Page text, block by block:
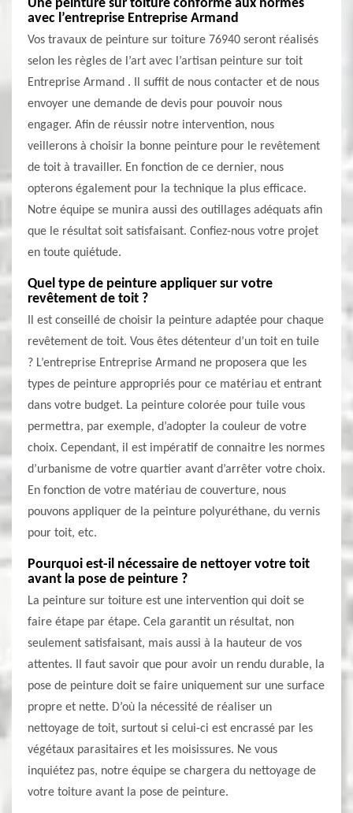
Une peinture sur toiture conforme aux normes
avec l’entreprise Entreprise Armand
Vos travaux de peinture sur toiture 76940 seront réalisés
selon les règles de l’art avec l’artisan peinture sur toit
Entreprise Armand . Il suffit de nous contacter et de nous
envoyer une demande de devis pour pouvoir nous
engager. Afin de réussir notre intervention, nous
veillerons à choisir la bonne peinture pour le revêtement
de toit à travailler. En fonction de ce dernier, nous
opterons également pour la technique la plus efficace.
Notre équipe se munira aussi des outillages adéquats afin
que le résultat soit satisfaisant. Confiez-nous votre projet
en toute quiétude.
Quel type de peinture appliquer sur votre
revêtement de toit ?
Il est conseillé de choisir la peinture adaptée pour chaque
revêtement de toit. Vous êtes détenteur d’un toit en tuile
? L’entreprise Entreprise Armand ne proposera que les
types de peinture appropriés pour ce matériau et entrant
dans votre budget. La peinture colorée pour tuile vous
permettra, par exemple, d’adopter la couleur de votre
choix. Cependant, il est impératif de connaitre les normes
d’urbanisme de votre quartier avant d’arrêter votre choix.
En fonction de votre matériau de couverture, nous
pouvons appliquer de la peinture polyuréthane, du vernis
pour toit, etc.
Pourquoi est-il nécessaire de nettoyer votre toit
avant la pose de peinture ?
La peinture sur toiture est une intervention qui doit se
faire étape par étape. Cela garantit un résultat, non
seulement satisfaisant, mais aussi à la hauteur de vos
attentes. Il faut savoir que pour avoir un rendu durable, la
pose de peinture doit se faire uniquement sur une surface
propre et nette. D’où la nécessité de réaliser un
nettoyage de toit, surtout si celui-ci est encrassé par les
végétaux parasitaires et les moisissures. Ne vous
inquiétez pas, notre équipe se chargera du nettoyage de
votre toiture avant la pose de peinture.